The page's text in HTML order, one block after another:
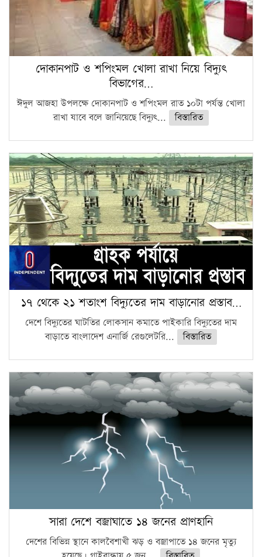
দোকানপাট ও শপিংমল খোলা রাখা নিয়ে বিদ্যুৎ
বিভাগের…
ঈদুল আজহা উপলক্ষে দোকানপাট ও শপিংমল রাত ১০টা পর্যন্ত খোলা
রাখা যাবে বলে জানিয়েছে বিদ্যুৎ...
বিস্তারিত
১৭ থেকে ২১ শতাংশ বিদ্যুতের দাম বাড়ানোর প্রস্তাব…
দেশে বিদ্যুতের ঘাটতির লোকসান কমাতে পাইকারি বিদ্যুতের দাম
বাড়াতে বাংলাদেশ এনার্জি রেগুলেটরি...
বিস্তারিত
সারা দেশে বজ্রাঘাতে ১৪ জনের প্রাণহানি
দেশের বিভিন্ন স্থানে কালবৈশাখী ঝড় ও বজ্রাপাতে ১৪ জনের মৃত্যু